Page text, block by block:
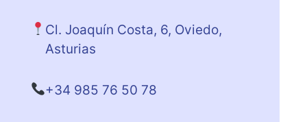
Cl. Joaquín Costa, 6, Oviedo,
Asturias
+34 985 76 50 78